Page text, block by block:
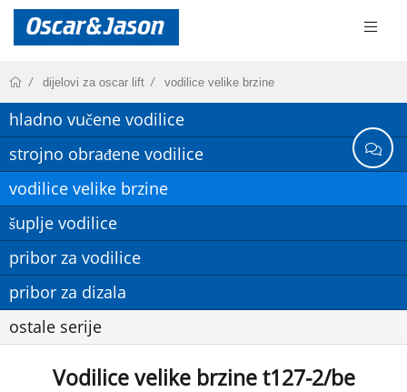
dijelovi za oscar lift vodilice velike brzine
hladno vučene vodilice
strojno obrađene vodilice
vodilice velike brzine
šuplje vodilice
pribor za vodilice
pribor za dizala
ostale serije
Vodilice velike brzine t127-2/be